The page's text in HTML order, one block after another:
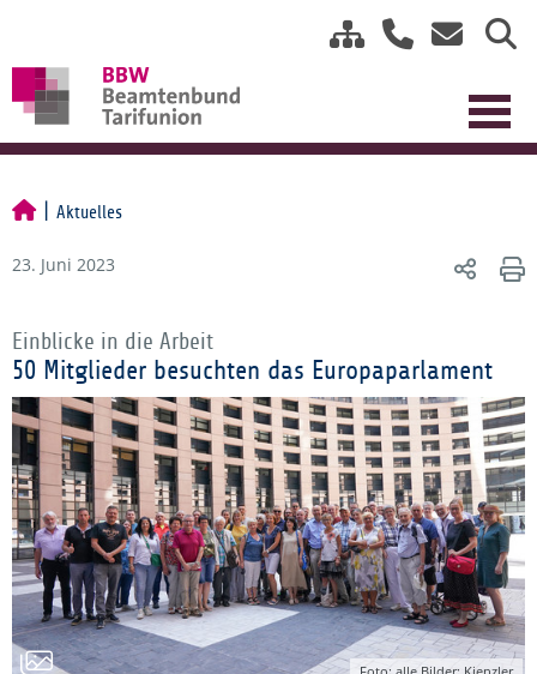
Aktuelles
23. Juni 2023
Einblicke in die Arbeit
50 Mitglieder besuchten das Europaparlament